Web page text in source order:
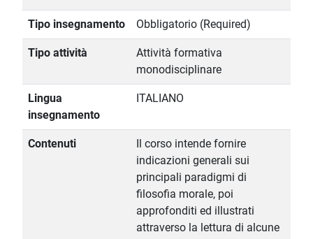
Tipo insegnamento Obbligatorio (Required)
Tipo attività
Attività formativa
monodisciplinare
Lingua
insegnamento
ITALIANO
Contenuti
Il corso intende fornire
indicazioni generali sui
principali paradigmi di
filosofia morale, poi
approfonditi ed illustrati
attraverso la lettura di alcune